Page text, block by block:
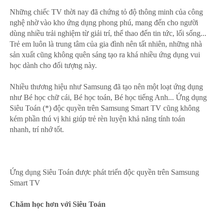
Những chiếc TV thời nay đã chứng tỏ độ thông minh của công
nghệ nhờ vào kho ứng dụng phong phú, mang đến cho người
dùng nhiều trải nghiệm từ giải trí, thể thao đến tin tức, lối sống...
Trẻ em luôn là trung tâm của gia đình nên tất nhiên, những nhà
sản xuất cũng không quên sáng tạo ra khá nhiều ứng dụng vui
học dành cho đối tượng này.
Nhiều thương hiệu như Samsung đã tạo nên một loạt ứng dụng
như Bé học chữ cái, Bé học toán, Bé học tiếng Anh... Ứng dụng
Siêu Toán (*) độc quyền trên Samsung Smart TV cũng không
kém phần thú vị khi giúp trẻ rèn luyện khả năng tính toán
nhanh, trí nhớ tốt.
Ứng dụng Siêu Toán được phát triển độc quyền trên Samsung
Smart TV
Chăm học hơn với Siêu Toán